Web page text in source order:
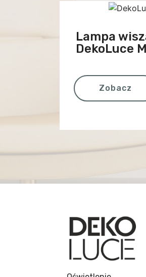
Lampa
DekoLuce
Zobacz